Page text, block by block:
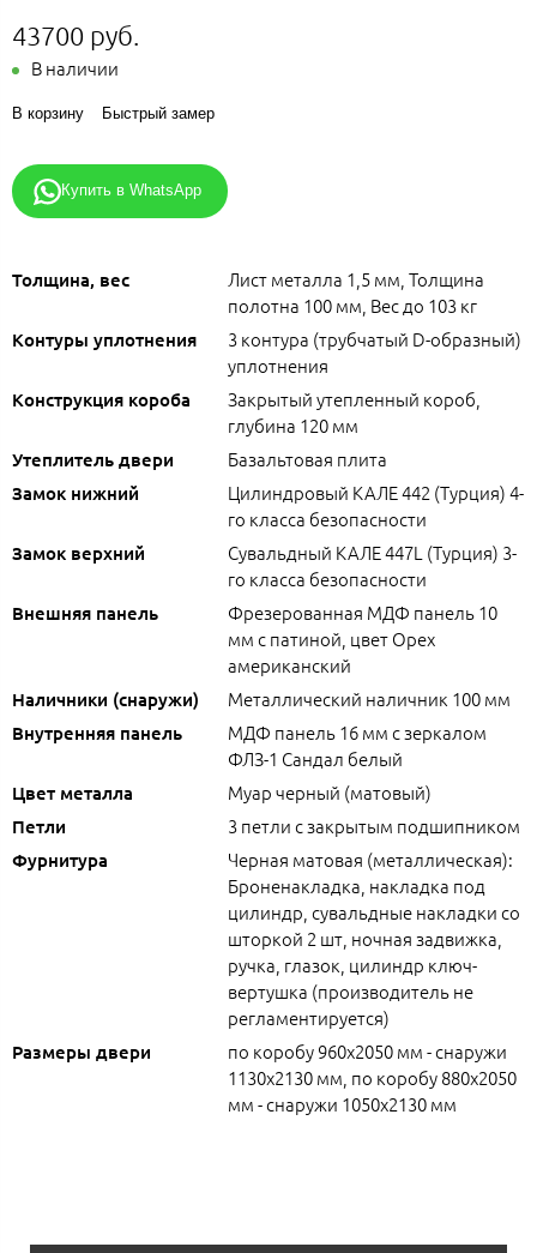
43700 руб.
В наличии
В корзину Быстрый замер
Купить в WhatsApp
Толщина, вес
Лист металла 1,5 мм, Толщина
полотна 100 мм, Вес до 103 кг
Контуры уплотнения
3 контура (трубчатый D-образный)
уплотнения
Конструкция короба
Закрытый утепленный короб,
глубина 120 мм
Утеплитель двери Базальтовая плита
Замок нижний
Цилиндровый КАЛЕ 442 (Турция) 4-
го класса безопасности
Замок верхний
Сувальдный КАЛЕ 447L (Турция) 3-
го класса безопасности
Внешняя панель
Фрезерованная МДФ панель 10
мм с патиной, цвет Орех
американский
Наличники (снаружи) Металлический наличник 100 мм
Внутренняя панель
МДФ панель 16 мм с зеркалом
ФЛЗ-1 Сандал белый
Цвет металла Муар черный (матовый)
Петли 3 петли с закрытым подшипником
Фурнитура
Черная матовая (металлическая):
Броненакладка, накладка под
цилиндр, сувальдные накладки со
шторкой 2 шт, ночная задвижка,
ручка, глазок, цилиндр ключ-
вертушка (производитель не
регламентируется)
Размеры двери
по коробу 960х2050 мм - снаружи
1130х2130 мм, по коробу 880х2050
мм - снаружи 1050х2130 мм